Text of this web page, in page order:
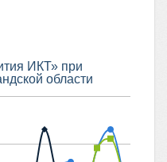
ИКТ» при
области